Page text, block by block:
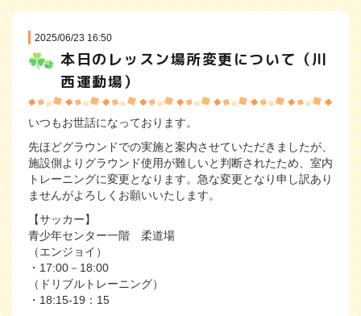
2025/06/23 16:50
本日のレッスン場所変更について（川
西運動場）
いつもお世話になっております。
先ほどグラウンドでの実施と案内させていただきましたが、
施設側よりグラウンド使用が難しいと判断されたため、室内
トレーニングに変更となります。急な変更となり申し訳あり
ませんがよろしくお願いいたします。
【サッカー】
青少年センター一階 柔道場
（エンジョイ）
・17:00－18:00
（ドリブルトレーニング）
・18:15-19：15